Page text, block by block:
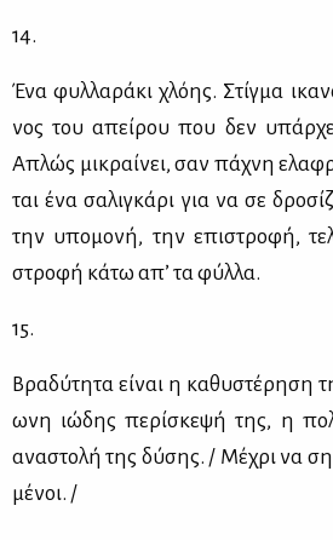
14.
Ένα φυλ­λα­ρά­κι χλό­ης. Στίγ­μα
νος του απεί­ρου που δεν
Απλώς μι­κραί­νει, σαν πά­χνη
ται ένα σα­λι­γκά­ρι για να σε
την υπο­μο­νή, την επι­στρο­φή,
στρο­φή κά­τω απ’ τα φύλ­λα.
15.
Βρα­δύ­τη­τα εί­ναι η κα­θυ­στέ­ρη­ση
ω­νη ιώ­δης πε­ρί­σκε­ψή της, η
ανα­στο­λή της δύ­σης. / Μέ­χρι να
μέ­νοι. /